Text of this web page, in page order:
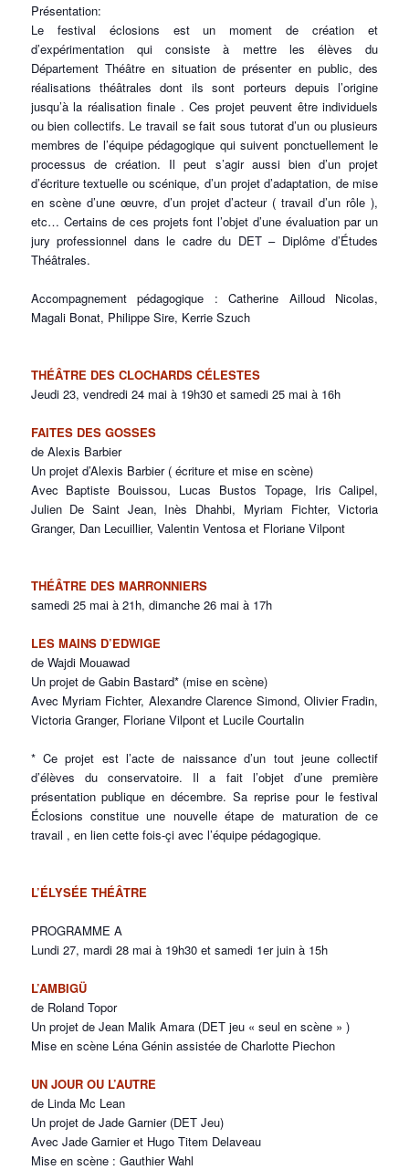
Présentation:
Le festival éclosions est un moment de création et
d’expérimentation qui consiste à mettre les élèves du
Département Théâtre en situation de présenter en public, des
réalisations théâtrales dont ils sont porteurs depuis l’origine
jusqu’à la réalisation finale . Ces projet peuvent être individuels
ou bien collectifs. Le travail se fait sous tutorat d’un ou plusieurs
membres de l’équipe pédagogique qui suivent ponctuellement le
processus de création. Il peut s’agir aussi bien d’un projet
d’écriture textuelle ou scénique, d’un projet d’adaptation, de mise
en scène d’une œuvre, d’un projet d’acteur ( travail d’un rôle ),
etc… Certains de ces projets font l’objet d’une évaluation par un
jury professionnel dans le cadre du DET – Diplôme d’Études
Théâtrales.
Accompagnement pédagogique : Catherine Ailloud Nicolas,
Magali Bonat, Philippe Sire, Kerrie Szuch
THÉÂTRE DES CLOCHARDS CÉLESTES
Jeudi 23, vendredi 24 mai à 19h30 et samedi 25 mai à 16h
FAITES DES GOSSES
de Alexis Barbier
Un projet d’Alexis Barbier ( écriture et mise en scène)
Avec Baptiste Bouissou, Lucas Bustos Topage, Iris Calipel,
Julien De Saint Jean, Inès Dhahbi, Myriam Fichter, Victoria
Granger, Dan Lecuillier, Valentin Ventosa et Floriane Vilpont
THÉÂTRE DES MARRONNIERS
samedi 25 mai à 21h, dimanche 26 mai à 17h
LES MAINS D’EDWIGE
de Wajdi Mouawad
Un projet de Gabin Bastard* (mise en scène)
Avec Myriam Fichter, Alexandre Clarence Simond, Olivier Fradin,
Victoria Granger, Floriane Vilpont et Lucile Courtalin
* Ce projet est l’acte de naissance d’un tout jeune collectif
d’élèves du conservatoire. Il a fait l’objet d’une première
présentation publique en décembre. Sa reprise pour le festival
Éclosions constitue une nouvelle étape de maturation de ce
travail , en lien cette fois-çi avec l’équipe pédagogique.
L’ÉLYSÉE THÉÂTRE
PROGRAMME A
Lundi 27, mardi 28 mai à 19h30 et samedi 1er juin à 15h
L’AMBIGÜ
de Roland Topor
Un projet de Jean Malik Amara (DET jeu « seul en scène » )
Mise en scène Léna Génin assistée de Charlotte Piechon
UN JOUR OU L’AUTRE
de Linda Mc Lean
Un projet de Jade Garnier (DET Jeu)
Avec Jade Garnier et Hugo Titem Delaveau
Mise en scène : Gauthier Wahl